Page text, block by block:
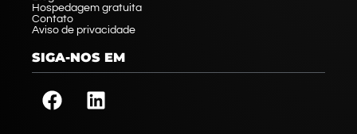
Hospedagem gratuita
Contato
Aviso de privacidade
SIGA-NOS EM